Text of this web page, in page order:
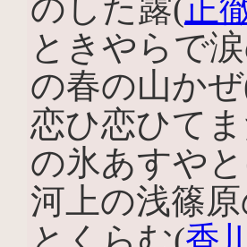
のした露( 正
ときやらで
の春の山か
恋ひ恋ひて
の氷あすや
河上の浅篠